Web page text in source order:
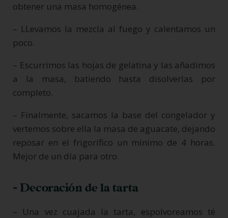
obtener una masa homogénea.
– LLevamos la mezcla al fuego y calentamos un
poco.
– Escurrimos las hojas de gelatina y las añadimos
a la masa, batiendo hasta disolverlas por
completo.
– Finalmente, sacamos la base del congelador y
vertemos sobre ella la masa de aguacate, dejando
reposar en el frigorífico un mínimo de 4 horas.
Mejor de un día para otro.
- Decoración de la tarta
– Una vez cuajada la tarta, espolvoreamos té